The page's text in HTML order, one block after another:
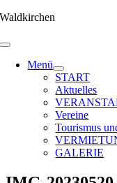
Zum
springen
Waldkirchen
Menü
START
Aktuelles
Vereine
Tourismus
GALERIE